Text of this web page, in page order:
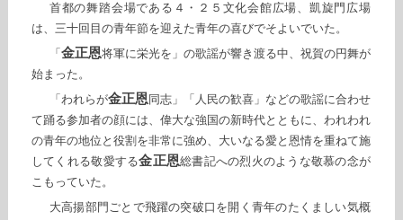
首都の舞踏会場である４・２５文化会館広場、凱旋門広場
は、三十回目の青年節を迎えた青年の喜びでそよいでいた。
「 金正恩将軍に栄光を」の歌謡が響き渡る中、祝賀の円舞が
始まった。
「われらが金正恩同志」「人民の歓喜」などの歌謡に合わせ
て踊る参加者の顔には、偉大な強国の新時代とともに、われわれ
の青年の地位と役割を非常に強め、大いなる愛と恩情を重ねて施
してくれる敬愛する金正恩総書記への烈火のような敬慕の念が
こもっていた。
大高揚部門ごとで飛躍の突破口を開く青年のたくましい気概